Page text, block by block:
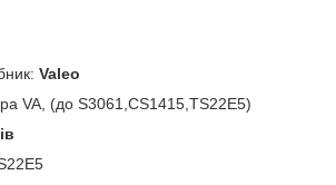
Valeo
VA, (до S3061,CS1415,TS22E5)